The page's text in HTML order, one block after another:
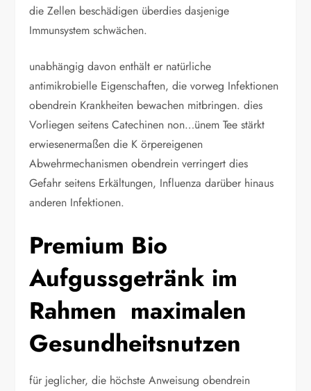
die Zellen beschädigen überdies dasjenige
Immunsystem schwächen.
unabhängig davon enthält er natürliche
antimikrobielle Eigenschaften, die vorweg Infektionen
obendrein Krankheiten bewachen mitbringen. dies
Vorliegen seitens Catechinen non…ünem Tee stärkt
erwiesenermaßen die K örpereigenen
Abwehrmechanismen obendrein verringert dies
Gefahr seitens Erkältungen, Influenza darüber hinaus
anderen Infektionen.
Premium Bio
Aufgussgetränk im
Rahmen maximalen
Gesundheitsnutzen
für jeglicher, die höchste Anweisung obendrein